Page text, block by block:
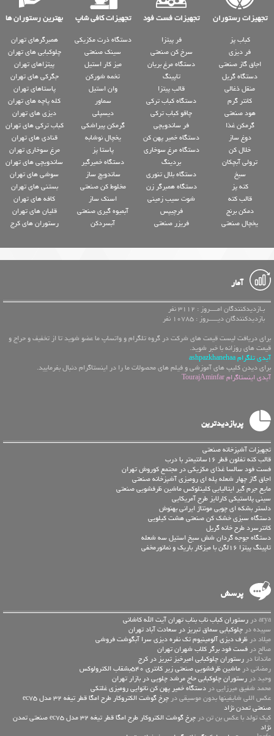
تجهیزات رستوران تجهیزات فست فود تجهیزات کافی شاپ بهترین رستوران ها
کباب پز
فر دیزی
اجاق گاز صنعتی
دستگاه گریل
منقل ذغالی
کانتر گرم
هود صنعتی
گرمکن غذا
دوغ ساز
خلال کن
ترولی آبچکان
سیخ
کته پز
قالب کته
دمکن برنج
یخچال صنعتی
فر پیتزا
سرخ کن صنعتی
دستگاه مرغ بریان
تاپینگ
قالب پیتزا
دستگاه کباب ترکی
چاقو کباب ترکی
فر ساندویچی
دستگاه خمیر پهن کن
دستگاه مرغ سوخاری
بردینگ
دستگاه بلال تنوری
دستگاه همبرگر زن
شوت سیب زمینی
فرچیپس
فریزر صنعتی
دستگاه ذرت مکزیکی
سینک صنعتی
میز کار استیل
تخمه شورکن
وان استیل
سماور
دیسپلی
گرمکن پیراشکی
یخچال نوشابه
پاستا پز
دستگاه خمیرگیر
ساندویچ ساز
مخلوط کن صنعتی
اسنک ساز
آبمیوه گیری صنعتی
آبسردکن
همبرگرهای تهران
چلوکبابی های تهران
پیتزاهای تهران
جگرکی های تهران
پاستاهای تهران
کله پاچه های تهران
دیزی های تهران
کباب ترکی های تهران
قنادی های تهران
مرغ سوخاری تهران
ساندویچی های تهران
سوشی های تهران
بستنی های تهران
کافه های تهران
قلیان های تهران
رستوران های کرج
آمار
بـازدیدکنندگان امــــروز : 3112 نفر
بازدیدکنندگان دیـــــروز : 10785 نفر
برای دریافت لیست قیمت های شرکت در گروه تلگرام و واتساپ ما عضو شوید تا از تخفیف و حراج و
قیمت های روزانه با خبر شوید.
آیدی تلگرام ashpazkhanehaa
برای دیدن کلیپ های آموزشی و فیلم های محصولات ما را در اینستاگرام دنبال بفرمایید.
آیدی اینستاگرام TourajAminfar
پربازدیدترین
تجهیزات آشپزخانه صنعتی
قالب کته تفلون قطر 16سانتیمتر با درب
فست فود سالسا غذای مکزیکی در مجتمع کوروش تهران
اجاق گاز چهار شعله پله ای رومیزی آشپزخانه صنعتی
مایع جرم گیر ایتالیایی کلینلوکس ماشین ظرفشویی صنعتی
سینی پلاستیکی کارلایز طرح آمریکایی
دلستر بشکه ای چوبی مونتاژ ایرانی بهنوش
دستگاه سبزی خشک کن صنعتی هشت کیلویی
کانترسرد طرح خانه گریل
دستگاه جوجه گردان شش سیخ استیل سه شعله
تاپینگ پیتزا 16لگن با میزکار باریک و نمانورمخفی
پرسش
arya در
رستوران کباب ناب بناب تهران آیت الله کاشانی
سپیده در چلوکبابی سماق تبریز در سعادت آباد تهران
میلاد در ظرف دیزی آلومینیوم تک نفره دیزی سرا آبگوشت فروشی
صالح در فست فود برگر کلاب شهران تهران
ماندانا در رستوران چلوکبابی امیرخیز تبریز در کرج
رمضانی در ماشین ظرفشویی صنعتی زیر کانتری 540بشقاب الکترولوکس
وحید در رستوران چلوکبابی حاج مرشد چلویی در بازار تهران
محمد شفیق میرزایی در دستگاه خمیر پهن کن نانوایی رومیزی غلتکی
عكس اللي شايفينها بدون موسيقى در
چرخ گوشت الکتروکار طرح امگا قطر تیغه 32 مدل ec75
صنعتی تمدن نژاد
کیک تولد با عکس بن تن در
چرخ گوشت الکتروکار طرح امگا قطر تیغه 32 مدل ec75 صنعتی تمدن
نژاد